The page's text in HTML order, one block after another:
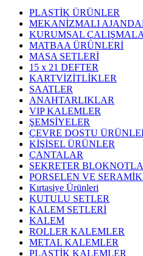
PLASTİK ÜRÜNLER
MEKANİZMALI
KURUMSAL
MATBAA ÜRÜNLERİ
MASA SETLERİ
15 x 21 DEFTER
KARTVİZİTLİKLER
SAATLER
ANAHTARLIKLAR
VIP KALEMLER
ŞEMSİYELER
ÇEVRE DOSTU
KİŞİSEL ÜRÜNLER
ÇANTALAR
SEKRETER
PORSELEN VE
Kırtasiye Ürünleri
KUTULU SETLER
KALEM SETLERİ
KALEM
ROLLER KALEMLER
METAL KALEMLER
PLASTİK KALEMLER